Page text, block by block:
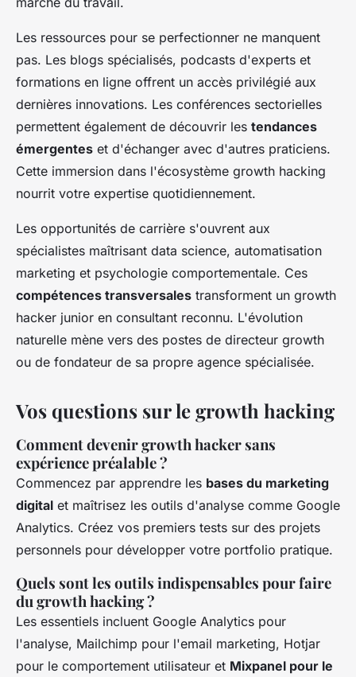
Les ressources pour se perfectionner ne manquent
pas. Les blogs spécialisés, podcasts d'experts et
formations en ligne offrent un accès privilégié aux
dernières innovations. Les conférences sectorielles
permettent également de découvrir les tendances
émergentes et d'échanger avec d'autres praticiens.
Cette immersion dans l'écosystème growth hacking
nourrit votre expertise quotidiennement.
Les opportunités de carrière s'ouvrent aux
spécialistes maîtrisant data science, automatisation
marketing et psychologie comportementale. Ces
compétences transversales transforment un growth
hacker junior en consultant reconnu. L'évolution
naturelle mène vers des postes de directeur growth
ou de fondateur de sa propre agence spécialisée.
Vos questions sur le growth hacking
Comment devenir growth hacker sans
expérience préalable ?
Commencez par apprendre les bases du marketing
digital et maîtrisez les outils d'analyse comme Google
Analytics. Créez vos premiers tests sur des projets
personnels pour développer votre portfolio pratique.
Quels sont les outils indispensables pour faire
du growth hacking ?
Les essentiels incluent Google Analytics pour
l'analyse, Mailchimp pour l'email marketing, Hotjar
pour le comportement utilisateur et Mixpanel pour le